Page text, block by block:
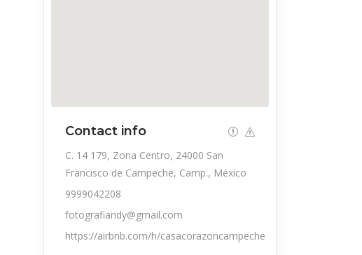
Contact info
C. 14 179, Zona Centro, 24000 San
Francisco de Campeche, Camp., México
9999042208
fotografiandy@gmail.com
https://airbnb.com/h/casacorazoncampeche